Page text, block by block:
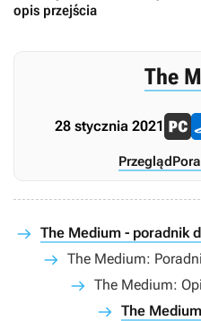
opis przejścia
The
28 stycznia 2021
Przegląd
The Medium - poradnik
The Medium:
The Medium:
The